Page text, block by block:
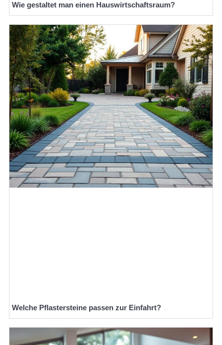
Wie gestaltet man einen Hauswirtschaftsraum?
Welche Pflastersteine passen zur Einfahrt?